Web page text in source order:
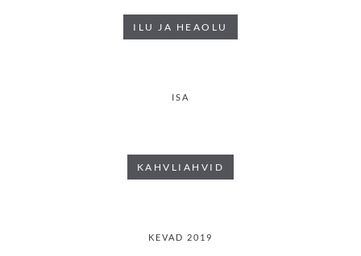
ILU JA HEAOLU
ISA
KAHVLIAHVID
KEVAD 2019